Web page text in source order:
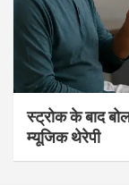
स्ट्रोक के बाद
म्यूजिक थेरेपी